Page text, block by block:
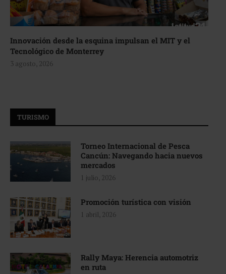
Innovación desde la esquina impulsan el MIT y el
Tecnológico de Monterrey
3 agosto, 2026
TURISMO
Torneo Internacional de Pesca
Cancún: Navegando hacia nuevos
mercados
1 julio, 2026
Promoción turística con visión
1 abril, 2026
Rally Maya: Herencia automotriz
en ruta